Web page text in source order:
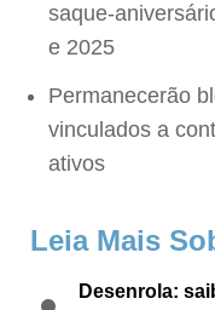
saque-
e 2025
Permanecerão
vinculados a
ativos
Leia Mais
Desenrola: